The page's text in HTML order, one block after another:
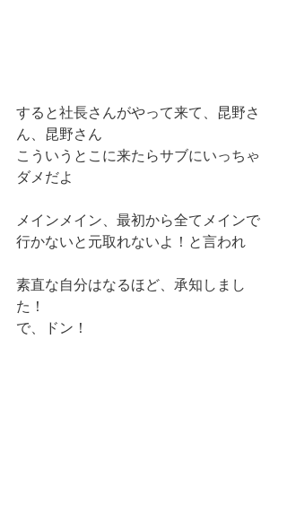
すると社長さんがやって来て、昆野さ
ん、昆野さん
こういうとこに来たらサブにいっちゃ
ダメだよ
メインメイン、最初から全てメインで
行かないと元取れないよ！と言われ
素直な自分はなるほど、承知しまし
た！
で、ドン！